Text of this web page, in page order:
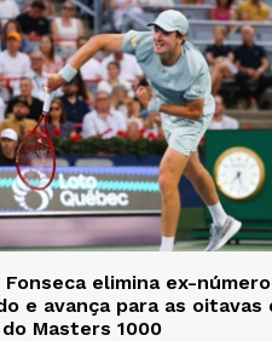
Fonseca elimina ex-
e avança para as oitavas
Masters 1000